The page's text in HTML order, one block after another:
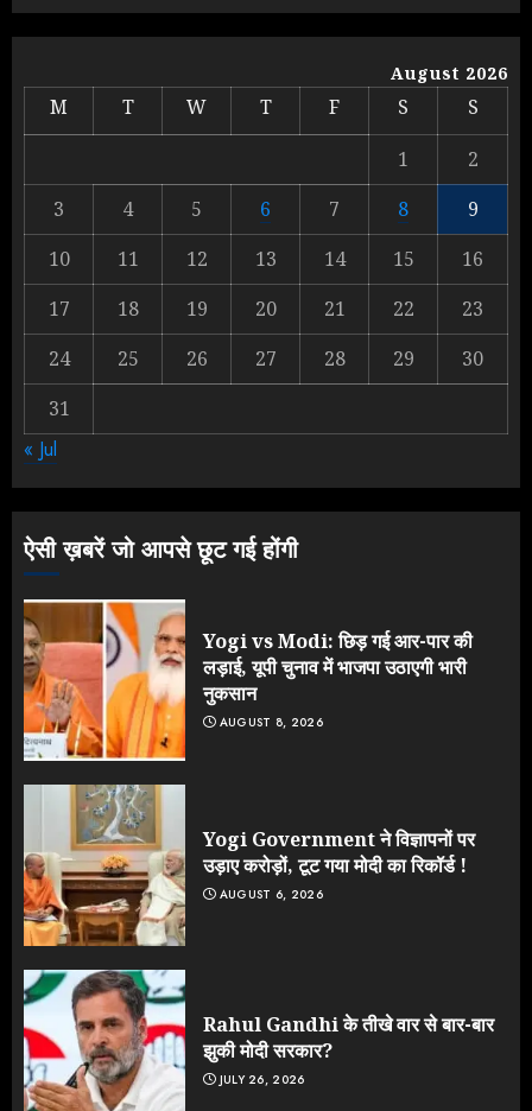
1
Yogi vs Modi: छिड़ गई आर-पार की
लड़ाई, यूपी चुनाव में भाजपा उठाएगी भारी
नुकसान
2
Yogi Government ने विज्ञापनों पर
उड़ाए करोड़ों, टूट गया मोदी का रिकॉर्ड !
3
Rahul Gandhi के तीखे वार से बार-बार
August 2026
M T W T F S
S
1
2
3
4 5 6 7 8
9
10
11 12 13 14 15
16
17
18 19 20 21 22
23
24
25 26 27 28 29
30
31
« Jul
ऐसी ख़बरें जो आपसे छूट गई होंगी
Yogi vs Modi: छिड़ गई आर-पार की
लड़ाई, यूपी चुनाव में भाजपा उठाएगी भारी
नुकसान
AUGUST 8, 2026
Yogi Government ने विज्ञापनों पर
उड़ाए करोड़ों, टूट गया मोदी का रिकॉर्ड !
AUGUST 6, 2026
Rahul Gandhi के तीखे वार से बार-बार
झुकी मोदी सरकार?
JULY 26, 2026